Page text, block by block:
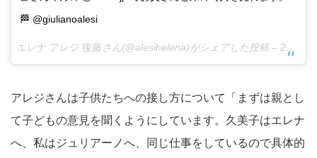
🏁 @giulianoalesi
エレナ アレジ 後藤さん(@alesihelena)がシェアした投稿 – 2018年 4月月26日午前3時44分PDT
アレジさんは子供たちへの接し方について「まずは親とし
て子どもの意見を聞くようにしています。久美子はエレナ
へ、私はジュリアーノへ、同じ仕事をしているので具体的